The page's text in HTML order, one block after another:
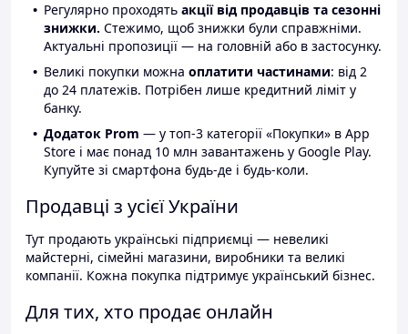
Регулярно проходять акції від продавців та сезонні
знижки. Стежимо, щоб знижки були справжніми.
Актуальні пропозиції — на головній або в застосунку.
Великі покупки можна оплатити частинами: від 2
до 24 платежів. Потрібен лише кредитний ліміт у
банку.
Додаток Prom — у топ-3 категорії «Покупки» в App
Store і має понад 10 млн завантажень у Google Play.
Купуйте зі смартфона будь-де і будь-коли.
Продавці з усієї України
Тут продають українські підприємці — невеликі
майстерні, сімейні магазини, виробники та великі
компанії. Кожна покупка підтримує український бізнес.
Для тих, хто продає онлайн